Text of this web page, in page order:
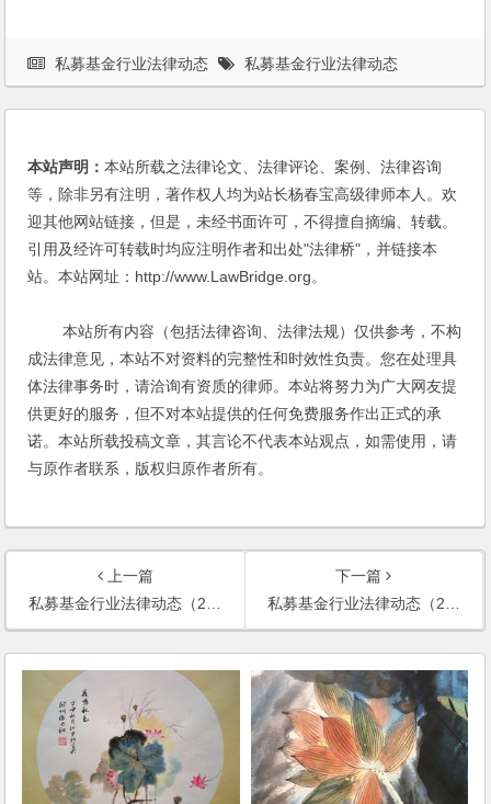
私募基金行业法律动态 私募基金行业法律动态
本站声明：本站所载之法律论文、法律评论、案例、法律咨询
等，除非另有注明，著作权人均为站长杨春宝高级律师本人。欢
迎其他网站链接，但是，未经书面许可，不得擅自摘编、转载。
引用及经许可转载时均应注明作者和出处"法律桥"，并链接本
站。本站网址：http://www.LawBridge.org。
本站所有内容（包括法律咨询、法律法规）仅供参考，不构
成法律意见，本站不对资料的完整性和时效性负责。您在处理具
体法律事务时，请洽询有资质的律师。本站将努力为广大网友提
供更好的服务，但不对本站提供的任何免费服务作出正式的承
诺。本站所载投稿文章，其言论不代表本站观点，如需使用，请
与原作者联系，版权归原作者所有。
上一篇
私募基金行业法律动态（2021年1月/总第35期）
下一篇
私募基金行业法律动态（2021年3月/总第37期）